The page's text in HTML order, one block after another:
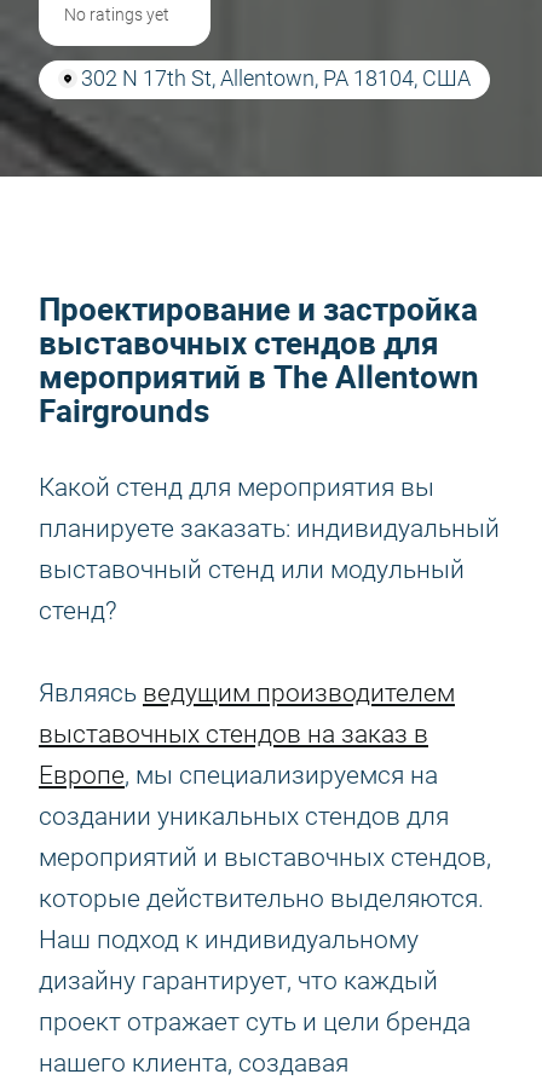
No ratings yet
302 N 17th St, Allentown, PA 18104, США
Проектирование и застройка
выставочных стендов для
мероприятий в The Allentown
Fairgrounds
Какой стенд для мероприятия вы
планируете заказать: индивидуальный
выставочный стенд или модульный
стенд?
Являясь ведущим производителем
выставочных стендов на заказ в
Европе, мы специализируемся на
создании уникальных стендов для
мероприятий и выставочных стендов,
которые действительно выделяются.
Наш подход к индивидуальному
дизайну гарантирует, что каждый
проект отражает суть и цели бренда
нашего клиента, создавая